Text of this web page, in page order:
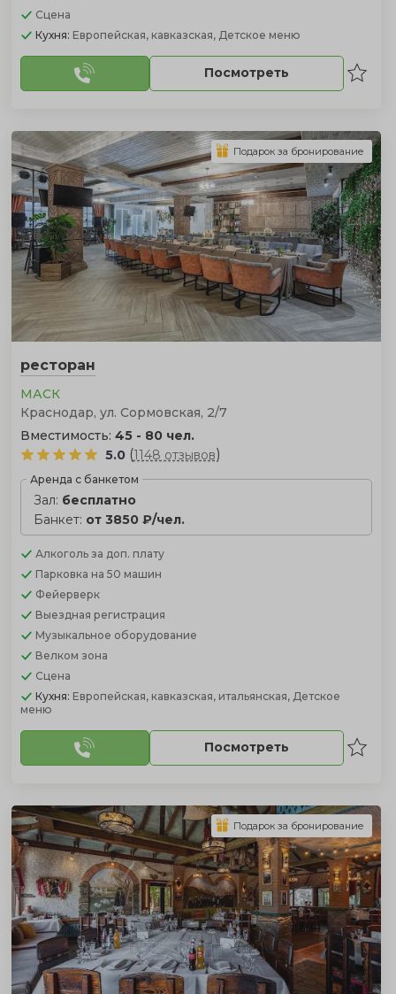
Сцена
Кухня: Европейская, кавказская, Детское меню
Посмотреть
ресторан
МАСК
Краснодар, ул. Сормовская, 2/7
Вместимость: 45 - 80 чел.
5.0 (1148 отзывов)
Аренда с банкетом
Зал: бесплатно
Банкет: от 3850 ₽/чел.
Алкоголь за доп. плату
Парковка на 50 машин
Фейерверк
Выездная регистрация
Музыкальное оборудование
Велком зона
Сцена
Кухня: Европейская, кавказская, итальянская, Детское
меню
Посмотреть
Подарок за бронирование
Подарок за бронирование